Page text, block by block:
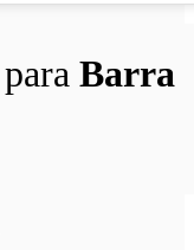
para Barra